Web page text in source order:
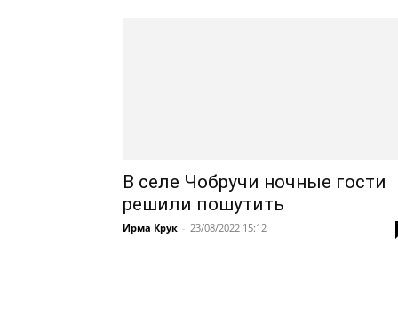
В селе Чобручи ночные гости
решили пошутить
Ирма Крук - 23/08/2022 15:12